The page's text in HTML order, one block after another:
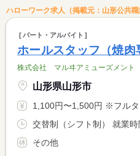
ハローワーク求人（掲載元：山形公共職
パート・アルバイト
ホールスタッフ（焼肉
株式会社 マルヰアミューズメント
山形県山形市
1,100円〜1,500円 ※フルタイム求人の場合は月額（換
その他